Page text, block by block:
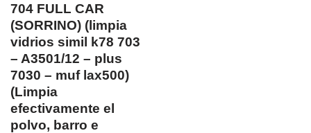
704 FULL CAR
(SORRINO) (limpia
vidrios simil k78 703
– A3501/12 – plus
7030 – muf lax500)
(Limpia
efectivamente el
polvo, barro e